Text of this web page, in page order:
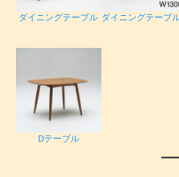
ダイニングテーブル ダイニングテーブ
Dテーブル